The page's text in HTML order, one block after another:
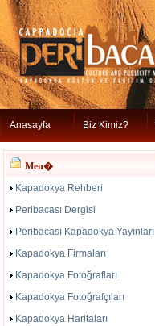
Anasayfa Biz Kimiz?
Men�
Kapadokya Rehberi
Peribacası Dergisi
Peribacası Kapadokya Yayınları
Kapadokya Firmaları
Kapadokya Fotoğrafları
Kapadokya Fotoğrafçıları
Kapadokya Haritaları